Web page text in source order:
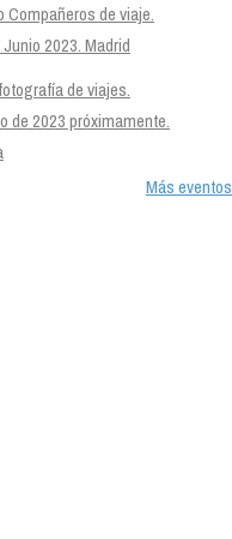
Compañeros de viaje.
2023. Madrid
de viajes.
de 2023 próximamente.
Más eventos